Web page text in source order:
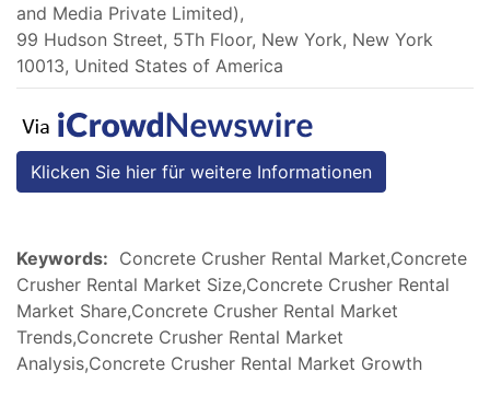
and Media Private Limited),
99 Hudson Street, 5Th Floor, New York, New York
10013, United States of America
Klicken Sie hier für weitere Informationen
Keywords: Concrete Crusher Rental Market,Concrete
Crusher Rental Market Size,Concrete Crusher Rental
Market Share,Concrete Crusher Rental Market
Trends,Concrete Crusher Rental Market
Analysis,Concrete Crusher Rental Market Growth